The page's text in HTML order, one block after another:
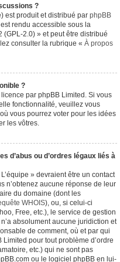
?
est produit et distribué par phpBB
rendu accessible sous la
2.0) » et peut être distribué
consulter la rubrique « À propos
?
par phpBB Limited. Si vous
fonctionnalité, veuillez vous
vous pourrez voter pour les idées
les vôtres.
d’abus ou d’ordres légaux liés à
» devraient être un contact
n’obtenez aucune réponse de leur
du domaine (dont les
WHOIS), ou, si celui-ci
Free, etc.), le service de gestion
absolument aucune juridiction et
de comment, où et par qui
pour tout problème d’ordre
etc.) qui ne sont pas
ou le logiciel phpBB en lui-